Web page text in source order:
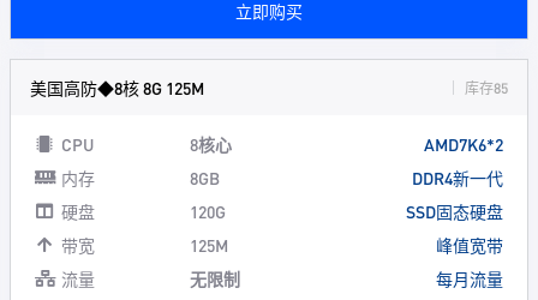
立即购买
美国高防◆8核 8G 125M 库存85
CPU 8核心
AMD7K6*2
内存
8GB
DDR4新一代
硬盘
120G
SSD固态硬盘
带宽
125M
峰值宽带
流量
无限制
每月流量